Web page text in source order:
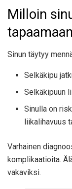
Milloin
Sinun täytyy
Selkäkipu
Selkäkipuun
Sinulla on
liikalihavuus
Varhainen
komplikaatioita.
vakaviksi.